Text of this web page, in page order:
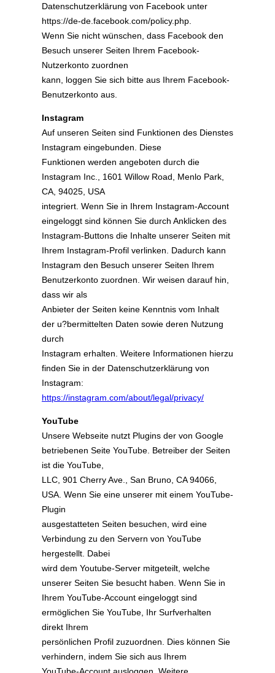
Datenschutzerklärung von Facebook unter
https://de-de.facebook.com/policy.php.
Wenn Sie nicht wünschen, dass Facebook den
Besuch unserer Seiten Ihrem Facebook-
Nutzerkonto zuordnen
kann, loggen Sie sich bitte aus Ihrem Facebook-
Benutzerkonto aus.
Instagram
Auf unseren Seiten sind Funktionen des Dienstes
Instagram eingebunden. Diese
Funktionen werden angeboten durch die
Instagram Inc., 1601 Willow Road, Menlo Park,
CA, 94025, USA
integriert. Wenn Sie in Ihrem Instagram-Account
eingeloggt sind können Sie durch Anklicken des
Instagram-Buttons die Inhalte unserer Seiten mit
Ihrem Instagram-Profil verlinken. Dadurch kann
Instagram den Besuch unserer Seiten Ihrem
Benutzerkonto zuordnen. Wir weisen darauf hin,
dass wir als
Anbieter der Seiten keine Kenntnis vom Inhalt
der u?bermittelten Daten sowie deren Nutzung
durch
Instagram erhalten. Weitere Informationen hierzu
finden Sie in der Datenschutzerklärung von
Instagram:
https://instagram.com/about/legal/privacy/
YouTube
Unsere Webseite nutzt Plugins der von Google
betriebenen Seite YouTube. Betreiber der Seiten
ist die YouTube,
LLC, 901 Cherry Ave., San Bruno, CA 94066,
USA. Wenn Sie eine unserer mit einem YouTube-
Plugin
ausgestatteten Seiten besuchen, wird eine
Verbindung zu den Servern von YouTube
hergestellt. Dabei
wird dem Youtube-Server mitgeteilt, welche
unserer Seiten Sie besucht haben. Wenn Sie in
Ihrem YouTube-Account eingeloggt sind
ermöglichen Sie YouTube, Ihr Surfverhalten
direkt Ihrem
persönlichen Profil zuzuordnen. Dies können Sie
verhindern, indem Sie sich aus Ihrem